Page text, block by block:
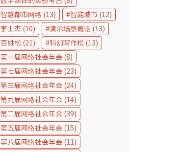
智慧都市网络 (13) 智能城市 (12)
李士杰 (10) 演示场景概论 (13)
百姓松 (21) 科幻写作松 (13)
第一届网络社会年会 (8)
第七届网络社会年会 (23)
第三届网络社会年会 (24)
第九届网络社会年会 (14)
第二届网络社会年会 (39)
第五届网络社会年会 (15)
第八届网络社会年会 (11)